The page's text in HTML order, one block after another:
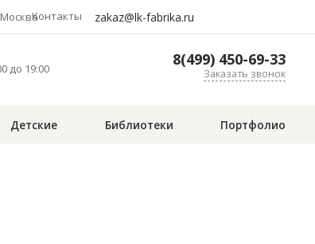
Москва zakaz@lk-fabrika.ru
до 19:00 8(499) 450-69-33
Заказать звонок
Контакты
Детские Библиотеки Портфолио